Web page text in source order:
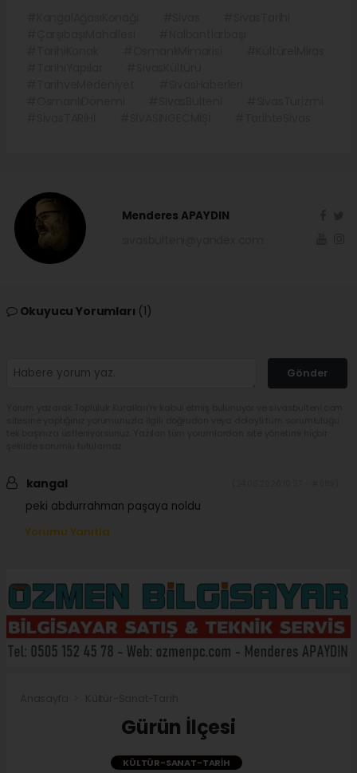
Menderes APAYDIN
Okuyucu Yorumları (1)
Gönder
kangal
peki abdurrahman paşaya noldu
Yorumu Yanıtla
Gürün İlçesi
KÜLTÜR-SANAT-TARIH